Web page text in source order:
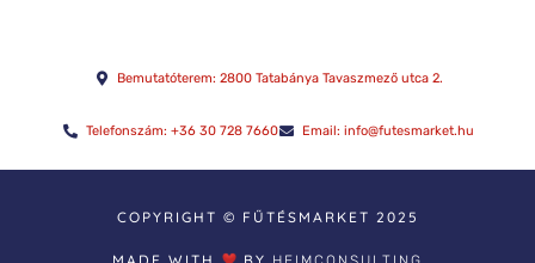
Bemutatóterem: 2800 Tatabánya Tavaszmező utca 2.
Telefonszám: +36 30 728 7660 Email: info@futesmarket.hu
COPYRIGHT © FŰTÉSMARKET 2025